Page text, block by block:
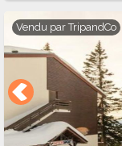
Vendu parTripandCo